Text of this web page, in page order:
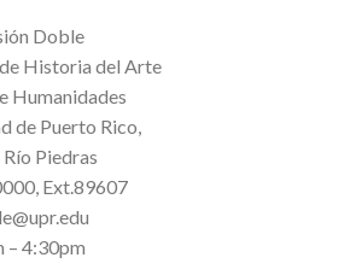
Doble
Historia del Arte
Humanidades
de Puerto Rico,
Piedras
Ext.89607
– 4:30pm